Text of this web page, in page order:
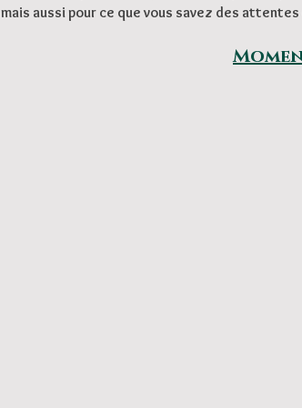
mais aussi pour ce que vous savez des